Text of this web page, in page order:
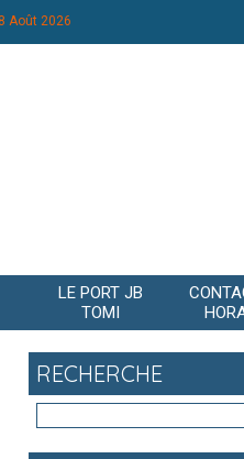
Août 2026
LE PORT JB
TOMI
RECHERCHE